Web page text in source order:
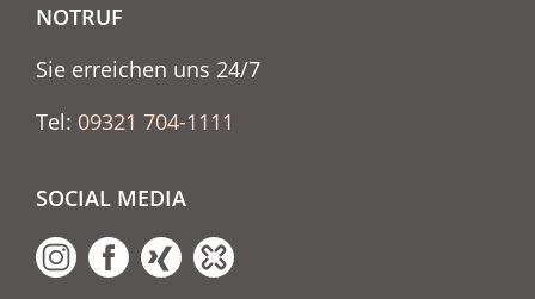
NOTRUF
Sie erreichen uns 24/7
Tel: 09321 704-1111
SOCIAL MEDIA